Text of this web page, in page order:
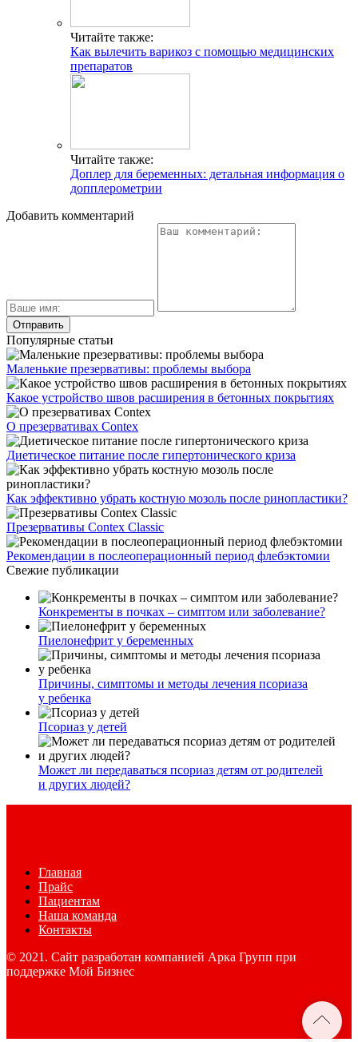
Читайте также:
Как вылечить варикоз с помощью медицинских
препаратов
Читайте также:
Доплер для беременных: детальная информация о
допплерометрии
Добавить комментарий
Популярные статьи
Маленькие презервативы: проблемы выбора
Какое устройство швов расширения в бетонных покрытиях
О презервативах Contex
Диетическое питание после гипертонического криза
Как эффективно убрать костную мозоль после ринопластики?
Презервативы Contex Classic
Рекомендации в послеоперационный период флебэктомии
Свежие публикации
Конкременты в почках – симптом или заболевание?
Пиелонефрит у беременных
Причины, симптомы и методы лечения псориаза
у ребенка
Псориаз у детей
Может ли передаваться псориаз детям от родителей
и других людей?
Главная
Прайс
Пациентам
Наша команда
Контакты
© 2021. Сайт разработан компанией Арка Групп при
поддержке Мой Бизнес